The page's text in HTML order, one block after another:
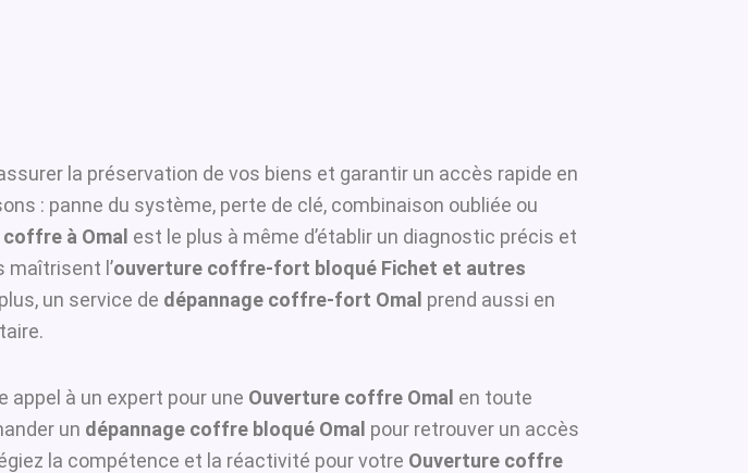
la préservation de vos biens et garantir un accès rapide en
: panne du système, perte de clé, combinaison oubliée ou
à Omal est le plus à même d’établir un diagnostic précis et
maîtrisent l’ouverture coffre-fort bloqué Fichet et autres
un service de dépannage coffre-fort Omal prend aussi en
appel à un expert pour une Ouverture coffre Omal en toute
un dépannage coffre bloqué Omal pour retrouver un accès
la compétence et la réactivité pour votre Ouverture coffre